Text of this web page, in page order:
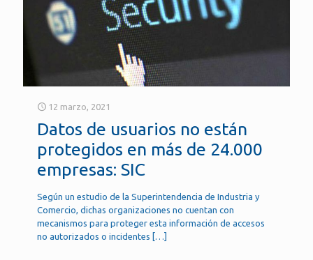
12 marzo, 2021
Datos de usuarios no están
protegidos en más de 24.000
empresas: SIC
Según un estudio de la Superintendencia de Industria y
Comercio, dichas organizaciones no cuentan con
mecanismos para proteger esta información de accesos
no autorizados o incidentes […]